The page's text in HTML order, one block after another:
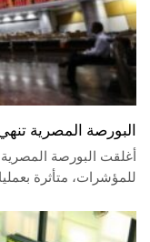
البورصة المصرية
أغلقت البورصة
للمؤشرات، متأثرة